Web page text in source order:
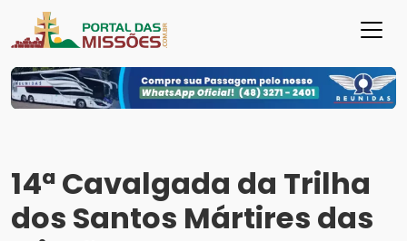
14ª Cavalgada da Trilha
dos Santos Mártires das